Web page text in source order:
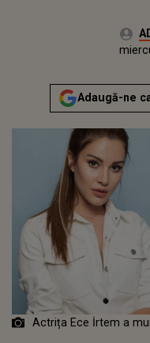
Autor:
miercuri, 17 iunie 2026
Adaugă-ne
Actrița Ece İrtem a